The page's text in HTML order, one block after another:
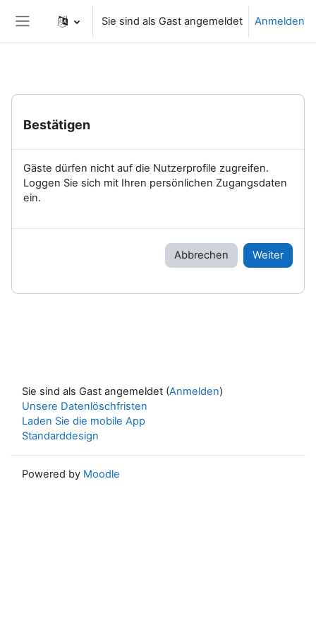
Website-Übersicht
Sie sind als Gast angemeldet Anmelden
Bestätigen
Gäste dürfen nicht auf die Nutzerprofile zugreifen.
Loggen Sie sich mit Ihren persönlichen Zugangsdaten
ein.
Abbrechen Weiter
Sie sind als Gast angemeldet (Anmelden)
Unsere Datenlöschfristen
Laden Sie die mobile App
Standarddesign
Powered by Moodle